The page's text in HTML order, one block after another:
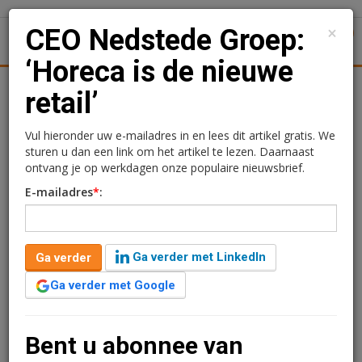
Uitgelicht
CEO Nedstede Groep:
‘Horeca is de nieuwe
retail’
Charlotte Bijenveld
20 oktober 2015 om 16:58
11 jaar geleden aangepast
2 minuten leestijd
Voor een bedrag van €26 miljoen heeft de Nedstede
portefeuille nog veel verder uitbreiden. Waarmee? VJ
×
CEO Nedstede Groep:
‘Horeca is de nieuwe
retail’
Vul hieronder uw e-mailadres in en lees dit artikel gratis. We
sturen u dan een link om het artikel te lezen. Daarnaast
ontvang je op werkdagen onze populaire nieuwsbrief.
E-mailadres*:
Ga verder
Ga verder met LinkedIn
Ga verder met Google
Bent u abonnee van